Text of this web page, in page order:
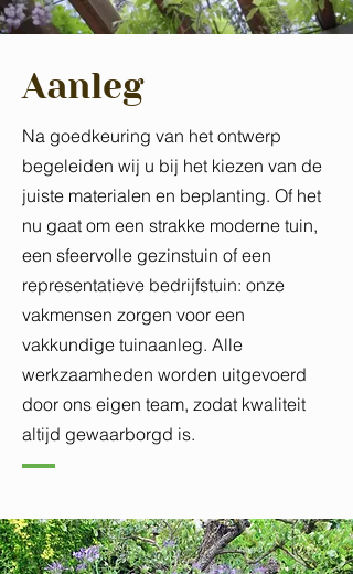
Aanleg
Na goedkeuring van het ontwerp
begeleiden wij u bij het kiezen van de
juiste materialen en beplanting. Of het
nu gaat om een strakke moderne tuin,
een sfeervolle gezinstuin of een
representatieve bedrijfstuin: onze
vakmensen zorgen voor een
vakkundige tuinaanleg. Alle
werkzaamheden worden uitgevoerd
door ons eigen team, zodat kwaliteit
altijd gewaarborgd is.